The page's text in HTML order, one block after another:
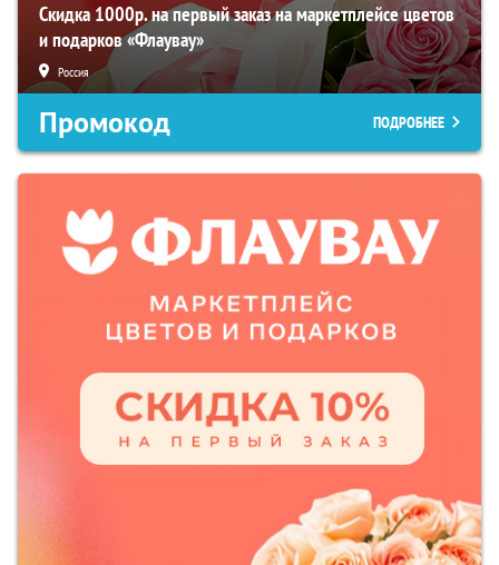
Скидка 1000р. на первый заказ на маркетплейсе цветов
и подарков «Флаувау»
Россия
Промокод ПОДРОБНЕЕ